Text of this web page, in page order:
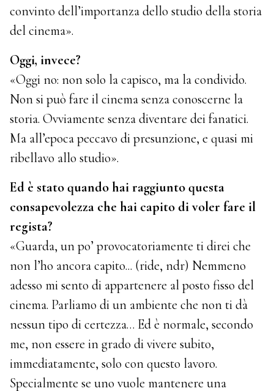
convinto dell’importanza dello studio della storia
del cinema».
Oggi, invece?
«Oggi no: non solo la capisco, ma la condivido.
Non si può fare il cinema senza conoscerne la
storia. Ovviamente senza diventare dei fanatici.
Ma all’epoca peccavo di presunzione, e quasi mi
ribellavo allo studio».
Ed è stato quando hai raggiunto questa
consapevolezza che hai capito di voler fare il
regista?
«Guarda, un po’ provocatoriamente ti direi che
non l’ho ancora capito... (ride, ndr) Nemmeno
adesso mi sento di appartenere al posto fisso del
cinema. Parliamo di un ambiente che non ti dà
nessun tipo di certezza… Ed è normale, secondo
me, non essere in grado di vivere subito,
immediatamente, solo con questo lavoro.
Specialmente se uno vuole mantenere una